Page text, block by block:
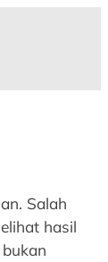
Salah
hasil